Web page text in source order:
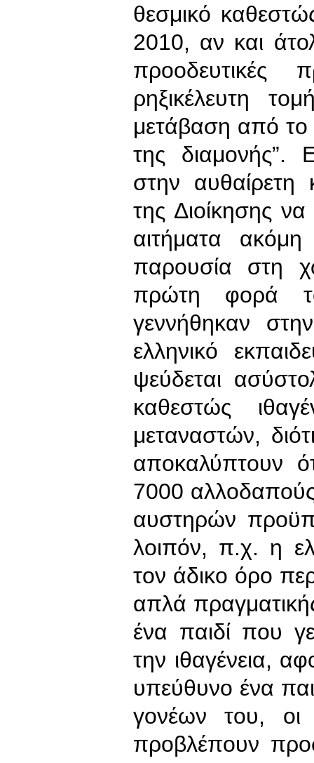
θεσμικό
2010, αν και
προοδευτικές
ρηξικέλευτη
μετάβαση από το
της διαμονής”.
στην αυθαίρετη
της Διοίκησης να
αιτήματα
παρουσία στη
πρώτη φορά
γεννήθηκαν
ελληνικό
ψεύδεται
καθεστώς
μεταναστών,
αποκαλύπτουν
7000
αυστηρών
λοιπόν, π.χ. η
τον άδικο όρο
απλά
ένα παιδί που
την ιθαγένεια,
υπεύθυνο ένα
γονέων του, οι
προβλέπουν